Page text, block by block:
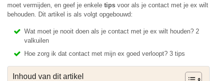
moet vermijden, en geef je enkele tips voor als je contact met je ex wilt
behouden. Dit artikel is als volgt opgebouwd:
Wat moet je nooit doen als je contact met je ex wilt houden? 2
valkuilen
Hoe zorg ik dat contact met mijn ex goed verloopt? 3 tips
Inhoud van dit artikel